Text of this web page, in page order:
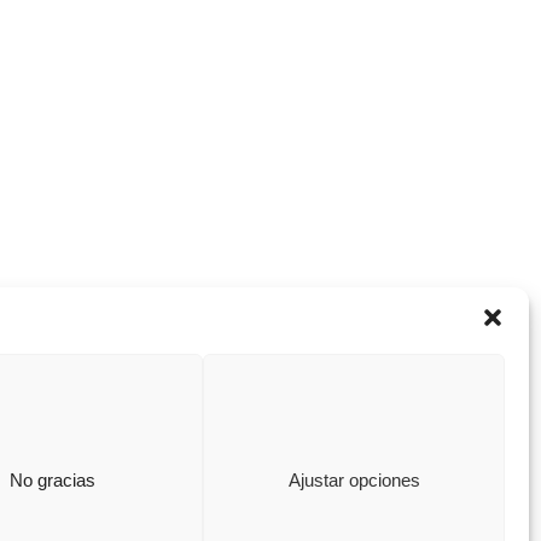
No gracias Ajustar opciones